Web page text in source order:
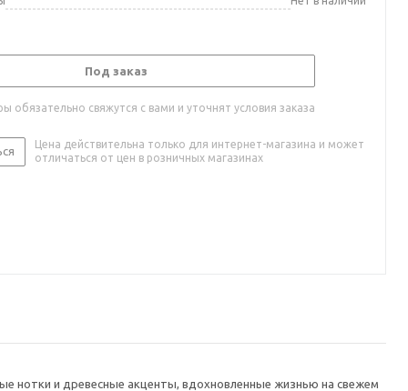
Под заказ
обязательно свяжутся с вами и уточнят условия заказа
Цена действительна только для интернет-магазина и может
отличаться от цен в розничных магазинах
нотки и древесные акценты, вдохновленные жизнью на свежем